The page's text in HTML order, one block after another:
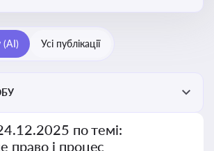
(AI) Усі публікації
по темі:
право і процес